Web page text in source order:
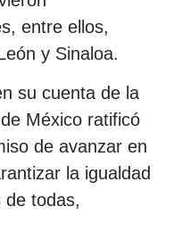
entre ellos,
y Sinaloa.
su cuenta de la
México ratificó
de avanzar en
la igualdad
de todas,